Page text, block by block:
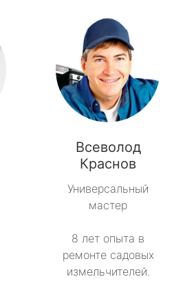
Всеволод
Краснов
Универсальный
мастер
8 лет опыта в
ремонте садовых
измельчителей.